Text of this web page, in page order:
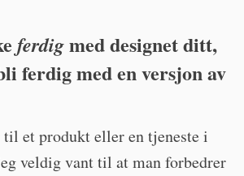
ferdigmed designet ditt,
ferdig med en versjon av
et produkt eller en tjeneste i
veldig vant til at man forbedrer